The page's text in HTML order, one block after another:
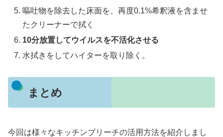
嘔吐物を除去した床面を、再度0.1%希釈液を含ませ
たクリーナーで拭く
10分放置してウイルスを不活化させる
水拭きをしてハイターを取り除く。
まとめ
今回は様々なキッチンブリーチの活用方法を紹介しまし